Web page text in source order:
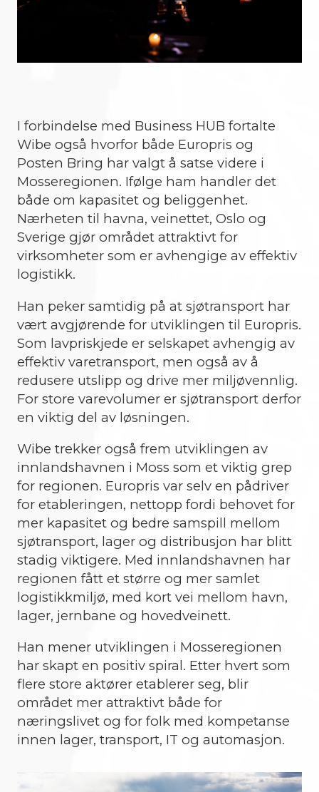
I forbindelse med Business HUB fortalte
Wibe også hvorfor både Europris og
Posten Bring har valgt å satse videre i
Mosseregionen. Ifølge ham handler det
både om kapasitet og beliggenhet.
Nærheten til havna, veinettet, Oslo og
Sverige gjør området attraktivt for
virksomheter som er avhengige av effektiv
logistikk.
Han peker samtidig på at sjøtransport har
vært avgjørende for utviklingen til Europris.
Som lavpriskjede er selskapet avhengig av
effektiv varetransport, men også av å
redusere utslipp og drive mer miljøvennlig.
For store varevolumer er sjøtransport derfor
en viktig del av løsningen.
Wibe trekker også frem utviklingen av
innlandshavnen i Moss som et viktig grep
for regionen. Europris var selv en pådriver
for etableringen, nettopp fordi behovet for
mer kapasitet og bedre samspill mellom
sjøtransport, lager og distribusjon har blitt
stadig viktigere. Med innlandshavnen har
regionen fått et større og mer samlet
logistikkmiljø, med kort vei mellom havn,
lager, jernbane og hovedveinett.
Han mener utviklingen i Mosseregionen
har skapt en positiv spiral. Etter hvert som
flere store aktører etablerer seg, blir
området mer attraktivt både for
næringslivet og for folk med kompetanse
innen lager, transport, IT og automasjon.